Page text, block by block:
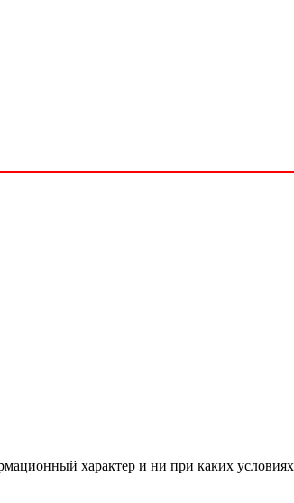
характер и ни при каких